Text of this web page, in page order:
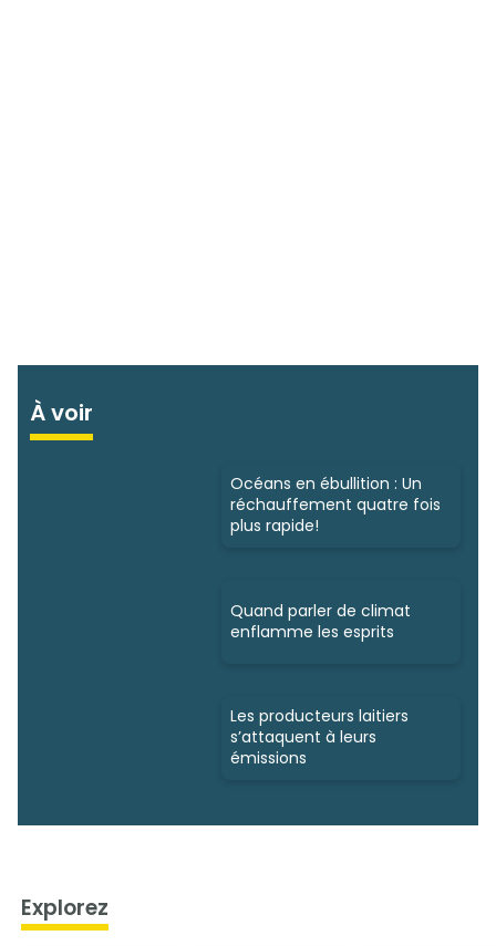
À voir
Océans en ébullition : Un
réchauffement quatre fois
plus rapide!
Quand parler de climat
enflamme les esprits
Les producteurs laitiers
s’attaquent à leurs
émissions
Explorez